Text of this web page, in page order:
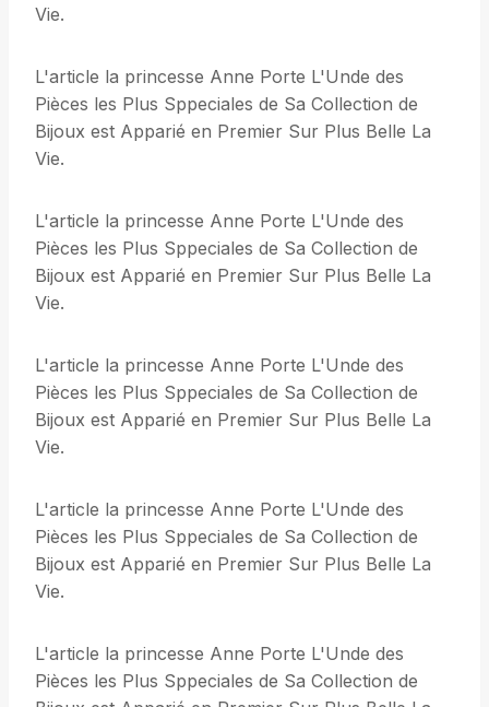
Vie.
L'article la princesse Anne Porte L'Unde des
Pièces les Plus Sppeciales de Sa Collection de
Bijoux est Apparié en Premier Sur Plus Belle La
Vie.
L'article la princesse Anne Porte L'Unde des
Pièces les Plus Sppeciales de Sa Collection de
Bijoux est Apparié en Premier Sur Plus Belle La
Vie.
L'article la princesse Anne Porte L'Unde des
Pièces les Plus Sppeciales de Sa Collection de
Bijoux est Apparié en Premier Sur Plus Belle La
Vie.
L'article la princesse Anne Porte L'Unde des
Pièces les Plus Sppeciales de Sa Collection de
Bijoux est Apparié en Premier Sur Plus Belle La
Vie.
L'article la princesse Anne Porte L'Unde des
Pièces les Plus Sppeciales de Sa Collection de